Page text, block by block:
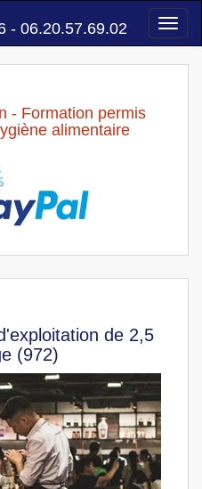
- 06.20.57.69.02
- Formation permis
alimentaire
de 2,5
(972)